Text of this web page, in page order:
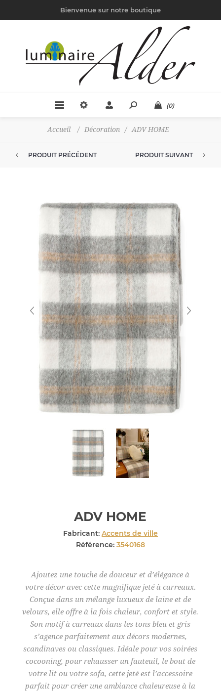
Bienvenue sur notre boutique
(0)
Accueil / Décoration / ADV HOME
PRODUIT PRÉCÉDENT PRODUIT SUIVANT
ADV HOME
Fabricant: Accents de ville
Référence: 3540168
Ajoutez une touche de douceur et d’élégance à
votre décor avec cette magnifique jeté à carreaux.
Conçue dans un mélange luxueux de laine et de
velours, elle offre à la fois chaleur, confort et style.
Son motif à carreaux dans les tons bleu et gris
s’agence parfaitement aux décors modernes,
scandinaves ou classiques. Idéale pour vos soirées
cocooning, pour rehausser un fauteuil, le bout de
votre lit ou votre sofa, cette jeté est l’accessoire
parfait pour créer une ambiance chaleureuse à la